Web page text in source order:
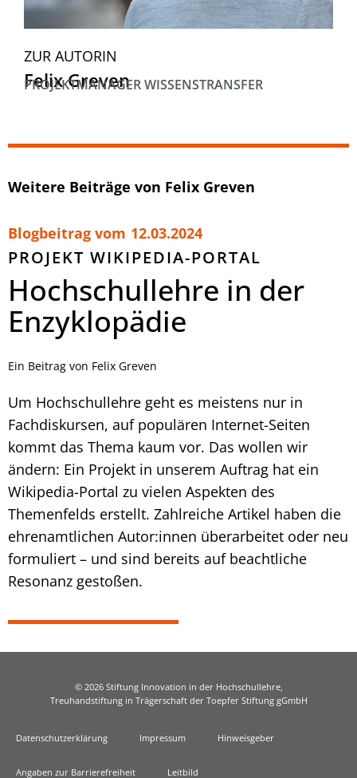
ZUR AUTORIN
Felix Greven
PROJEKTMANAGER WISSENSTRANSFER
Weitere Beiträge von Felix Greven
Blogbeitrag vom 12.03.2024
PROJEKT WIKIPEDIA-PORTAL
Hochschullehre in der
Enzyklopädie
Ein Beitrag von Felix Greven
Um Hochschullehre geht es meistens nur in
Fachdiskursen, auf populären Internet-Seiten
kommt das Thema kaum vor. Das wollen wir
ändern: Ein Projekt in unserem Auftrag hat ein
Wikipedia-Portal zu vielen Aspekten des
Themenfelds erstellt. Zahlreiche Artikel haben die
ehrenamtlichen Autor:innen überarbeitet oder neu
formuliert – und sind bereits auf beachtliche
Resonanz gestoßen.
© 2026 Stiftung Innovation in der Hochschullehre,
Treuhandstiftung in Trägerschaft der Toepfer Stiftung gGmbH
Datenschutzerklärung Impressum Hinweisgeber
Angaben zur Barrierefreiheit Leitbild